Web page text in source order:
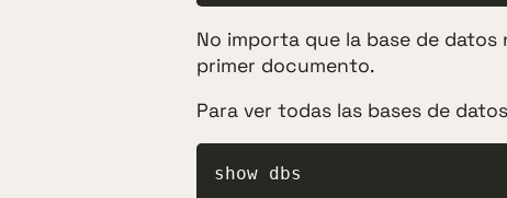
No importa que la base de
primer documento.
Para ver todas las bases de
show dbs